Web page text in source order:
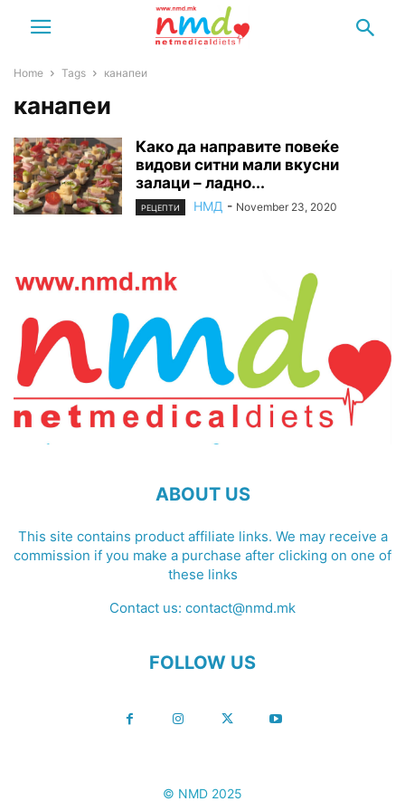
Home Tags канапеи
канапеи
Како да направите повеќе
видови ситни мали вкусни
залаци – ладно...
РЕЦЕПТИ НМД - November 23, 2020
ABOUT US
This site contains product affiliate links. We may receive a
commission if you make a purchase after clicking on one of
these links
Contact us: contact@nmd.mk
FOLLOW US
© NMD 2025